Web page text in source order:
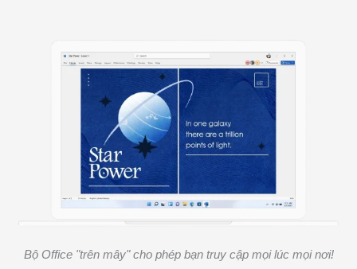
Bộ Office "trên mây" cho phép bạn truy cập mọi lúc mọi nơi!